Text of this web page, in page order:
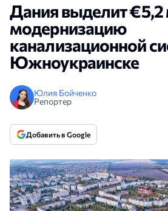
Дания выделит €5,2
модернизацию
канализационной
Южноукраинске
Юлия Бойченко
Репортер
Добавить в Google